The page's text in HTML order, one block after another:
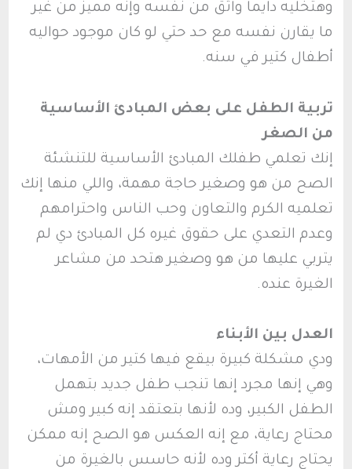
وهتخليه دايما واثق من نفسه وإنه مميز من غير
ما يقارن نفسه مع حد حتي لو كان موجود حواليه
أطفال كتير في سنه.
تربية الطفل على بعض المبادئ الأساسية
من الصغر
إنك تعلمي طفلك المبادئ الأساسية للتنشئة
الصح من هو وصغير حاجة مهمة، واللي منها إنك
تعلميه الكرم والتعاون وحب الناس واحترامهم
وعدم التعدي على حقوق غيره كل المبادئ دي لم
يتربي عليها من هو وصغير هتحد من مشاعر
الغيرة عنده.
العدل بين الأبناء
ودي مشكلة كبيرة بيقع فيها كتير من الأمهات،
وهي إنها مجرد إنها تنجب طفل جديد بتهمل
الطفل الكبير، وده لأنها بتعتقد إنه كبير ومش
محتاج رعاية، مع إنه العكس هو الصح إنه ممكن
يحتاج رعاية أكتر وده لأنه حاسس بالغيرة من